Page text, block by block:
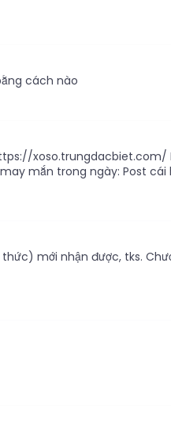
cách nào
xoso.trungdacbiet.com/
mắn trong ngày: Post cái
mới nhận được, tks.